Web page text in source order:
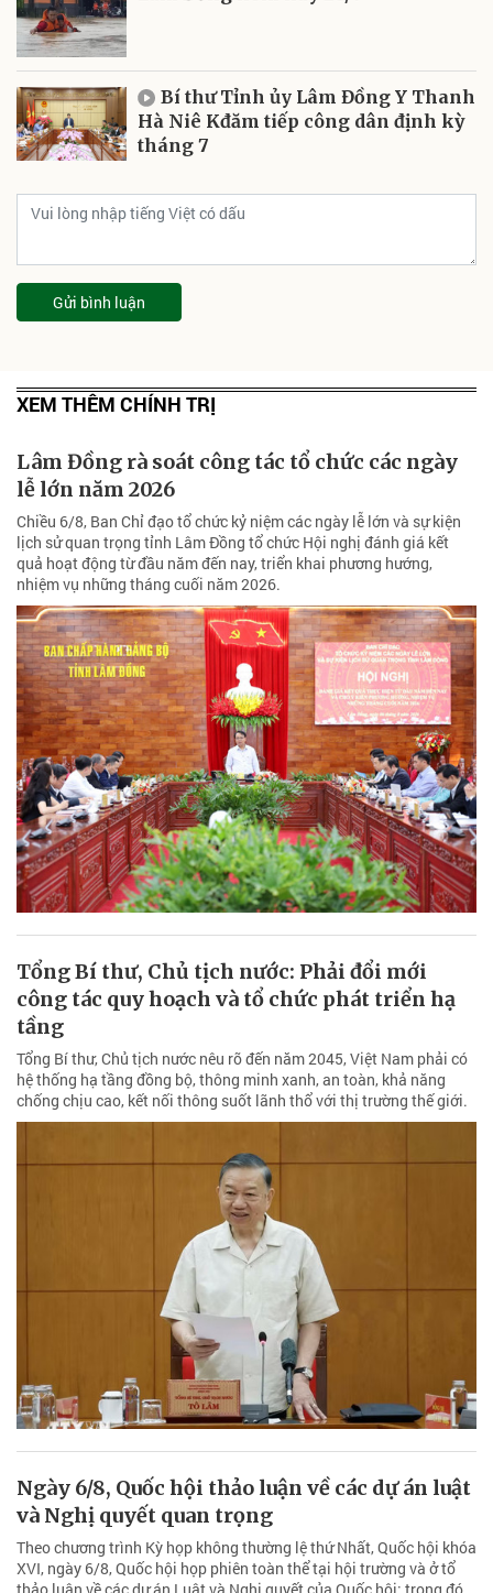
Bí thư Tỉnh ủy Lâm Đồng Y Thanh
Hà Niê Kđăm tiếp công dân định kỳ
tháng 7
Gửi bình luận
XEM THÊM CHÍNH TRỊ
Lâm Đồng rà soát công tác tổ chức các ngày
lễ lớn năm 2026
Chiều 6/8, Ban Chỉ đạo tổ chức kỷ niệm các ngày lễ lớn và sự kiện
lịch sử quan trọng tỉnh Lâm Đồng tổ chức Hội nghị đánh giá kết
quả hoạt động từ đầu năm đến nay, triển khai phương hướng,
nhiệm vụ những tháng cuối năm 2026.
Tổng Bí thư, Chủ tịch nước: Phải đổi mới
công tác quy hoạch và tổ chức phát triển hạ
tầng
Tổng Bí thư, Chủ tịch nước nêu rõ đến năm 2045, Việt Nam phải có
hệ thống hạ tầng đồng bộ, thông minh xanh, an toàn, khả năng
chống chịu cao, kết nối thông suốt lãnh thổ với thị trường thế giới.
Ngày 6/8, Quốc hội thảo luận về các dự án luật
và Nghị quyết quan trọng
Theo chương trình Kỳ họp không thường lệ thứ Nhất, Quốc hội khóa
XVI, ngày 6/8, Quốc hội họp phiên toàn thể tại hội trường và ở tổ
thảo luận về các dự án Luật và Nghị quyết của Quốc hội; trong đó